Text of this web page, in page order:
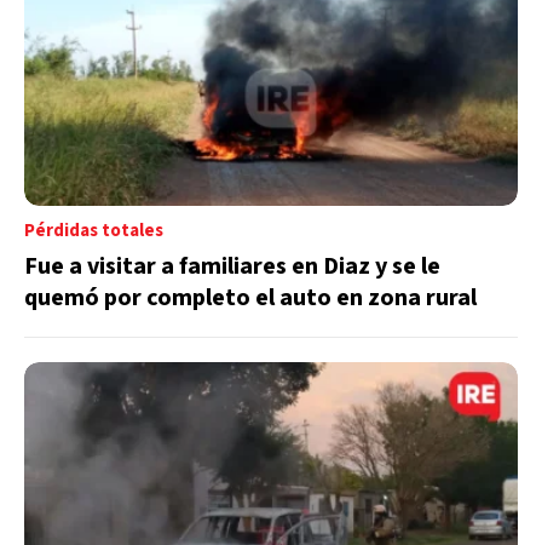
Pérdidas totales
Fue a visitar a familiares en Diaz y se le
quemó por completo el auto en zona rural